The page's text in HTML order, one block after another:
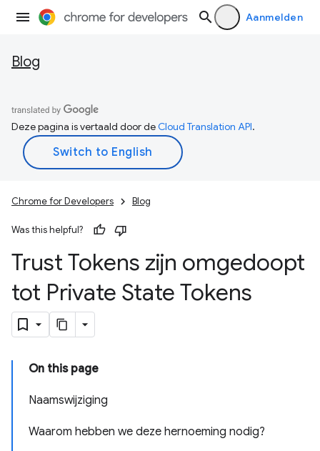
Aanmelden
Blog
Deze pagina is vertaald door deCloud Translation API.
Chrome for Developers Blog
Was this helpful?
Trust Tokens zijn omgedoopt
tot Private State Tokens
On this page
Naamswijziging
Waarom hebben we deze hernoeming nodig?